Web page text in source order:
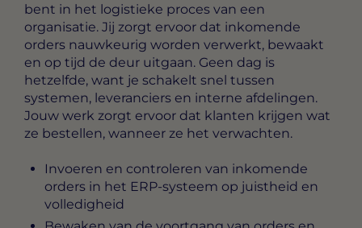
bent in het logistieke proces van een
organisatie. Jij zorgt ervoor dat inkomende
orders nauwkeurig worden verwerkt, bewaakt
en op tijd de deur uitgaan. Geen dag is
hetzelfde, want je schakelt snel tussen
systemen, leveranciers en interne afdelingen.
Jouw werk zorgt ervoor dat klanten krijgen wat
ze bestellen, wanneer ze het verwachten.
Invoeren en controleren van inkomende
orders in het ERP-systeem op juistheid en
volledigheid